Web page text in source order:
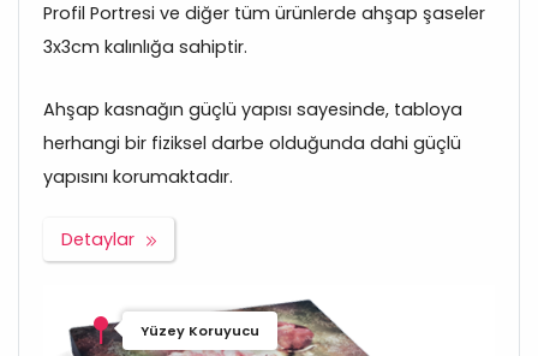
Profil Portresi ve diğer tüm ürünlerde ahşap şaseler
3x3cm kalınlığa sahiptir.
Ahşap kasnağın güçlü yapısı sayesinde, tabloya
herhangi bir fiziksel darbe olduğunda dahi güçlü
yapısını korumaktadır.
Detaylar
Yüzey Koruyucu